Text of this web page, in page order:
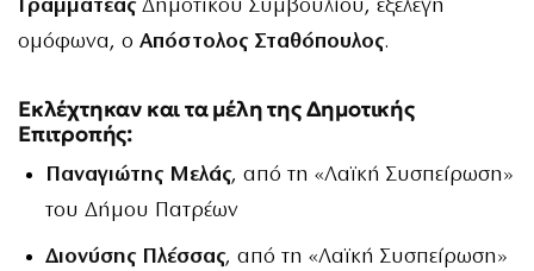
Γραμματέας Δημοτικού Συμβουλίου, εξελέγη
ομόφωνα, ο Απόστολος Σταθόπουλος.
Εκλέχτηκαν και τα μέλη της Δημοτικής
Επιτροπής:
Παναγιώτης Μελάς, από τη «Λαϊκή Συσπείρωση»
του Δήμου Πατρέων
Διονύσης Πλέσσας, από τη «Λαϊκή Συσπείρωση»